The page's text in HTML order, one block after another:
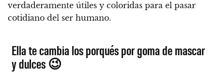
verdaderamente útiles y coloridas para el pasar
cotidiano del ser humano.
Ella te cambia los porqués por goma de mascar
y dulces 😉